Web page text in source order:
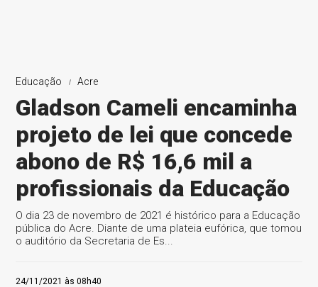
Educação Acre
Gladson Cameli encaminha
projeto de lei que concede
abono de R$ 16,6 mil a
profissionais da Educação
O dia 23 de novembro de 2021 é histórico para a Educação
pública do Acre. Diante de uma plateia eufórica, que tomou
o auditório da Secretaria de Es...
24/11/2021 às 08h40